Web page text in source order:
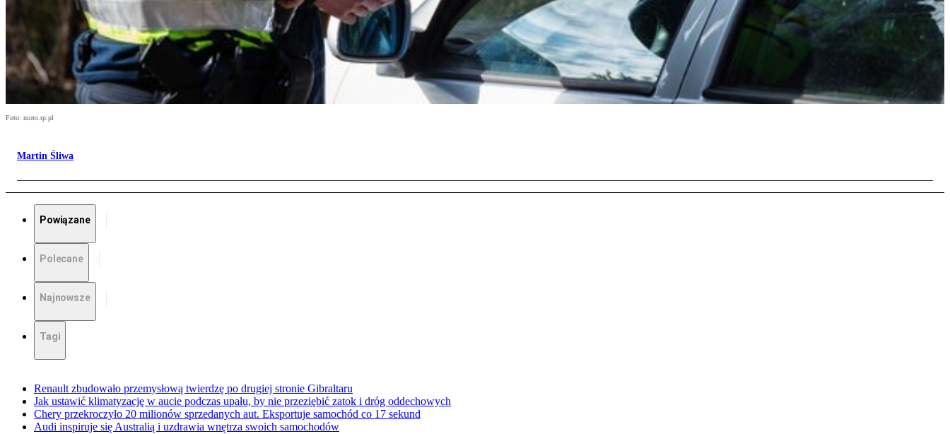
Foto: moto.rp.pl
Martin Śliwa
Powiązane
Polecane
Najnowsze
Tagi
Renault zbudowało przemysłową twierdzę po drugiej stronie Gibraltaru
Jak ustawić klimatyzację w aucie podczas upału, by nie przeziębić zatok i dróg oddechowych
Chery przekroczyło 20 milionów sprzedanych aut. Eksportuje samochód co 17 sekund
Audi inspiruje się Australią i uzdrawia wnętrza swoich samochodów